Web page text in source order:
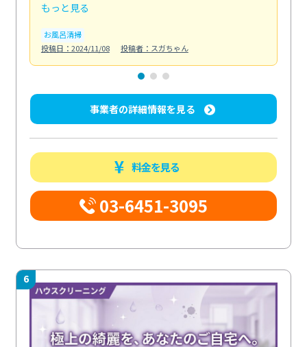
もっと見る
お風呂清掃
投稿日：2024/11/08
投稿者：スガちゃん
事業者の詳細情報を見る
料金を見る
03-6451-3095
6